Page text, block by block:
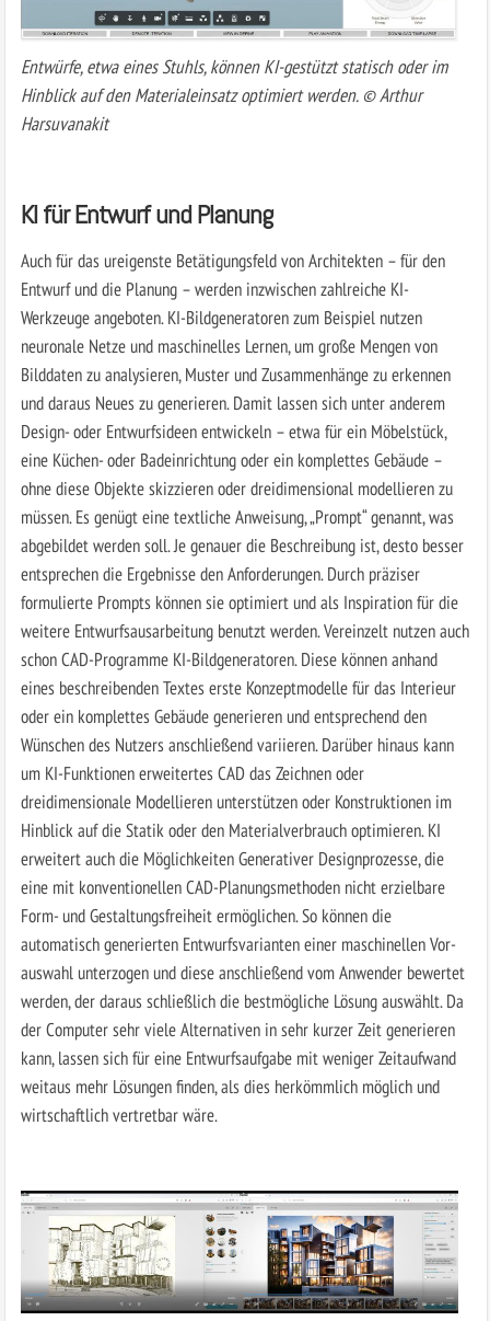
Entwürfe, etwa eines Stuhls, können KI-gestützt statisch oder im
Hinblick auf den Materialeinsatz optimiert werden. © Arthur
Harsuvanakit
KI für Entwurf und Planung
Auch für das ureigenste Betätigungsfeld von Architekten – für den
Entwurf und die Planung – werden inzwischen zahlreiche KI-
Werkzeuge angeboten. KI-Bildgeneratoren zum Beispiel nutzen
neuronale Netze und maschinelles Lernen, um große Mengen von
Bilddaten zu analysieren, Muster und Zusammenhänge zu erkennen
und daraus Neues zu generieren. Damit lassen sich unter anderem
Design- oder Entwurfsideen entwickeln – etwa für ein Möbelstück,
eine Küchen- oder Badeinrichtung oder ein komplettes Gebäude –
ohne diese Objekte skizzieren oder dreidimensional modellieren zu
müssen. Es genügt eine textliche Anweisung, „Prompt“ genannt, was
abgebildet werden soll. Je genauer die Beschreibung ist, desto besser
entsprechen die Ergebnisse den Anforderungen. Durch präziser
formulierte Prompts können sie optimiert und als Inspiration für die
weitere Entwurfsausarbeitung benutzt werden. Vereinzelt nutzen auch
schon CAD-Programme KI-Bildgeneratoren. Diese können anhand
eines beschreibenden Textes erste Konzeptmodelle für das Interieur
oder ein komplettes Gebäude generieren und entsprechend den
Wünschen des Nutzers anschließend variieren. Darüber hinaus kann
um KI-Funktionen erweitertes CAD das Zeichnen oder
dreidimensionale Modellieren unterstützen oder Konstruktionen im
Hinblick auf die Statik oder den Materialverbrauch optimieren. KI
erweitert auch die Möglichkeiten Generativer Designprozesse, die
eine mit konventionellen CAD-Planungsmethoden nicht erzielbare
Form- und Gestaltungsfreiheit ermöglichen. So können die
automatisch generierten Entwurfsvarianten einer maschinellen Vor­
auswahl unterzogen und diese anschließend vom Anwender bewertet
werden, der daraus schließlich die bestmögliche Lösung auswählt. Da
der Computer sehr viele Alternativen in sehr kurzer Zeit generieren
kann, lassen sich für eine Entwurfsaufgabe mit weniger Zeitaufwand
weitaus mehr Lösungen finden, als dies herkömmlich möglich und
wirtschaftlich vertretbar wäre.